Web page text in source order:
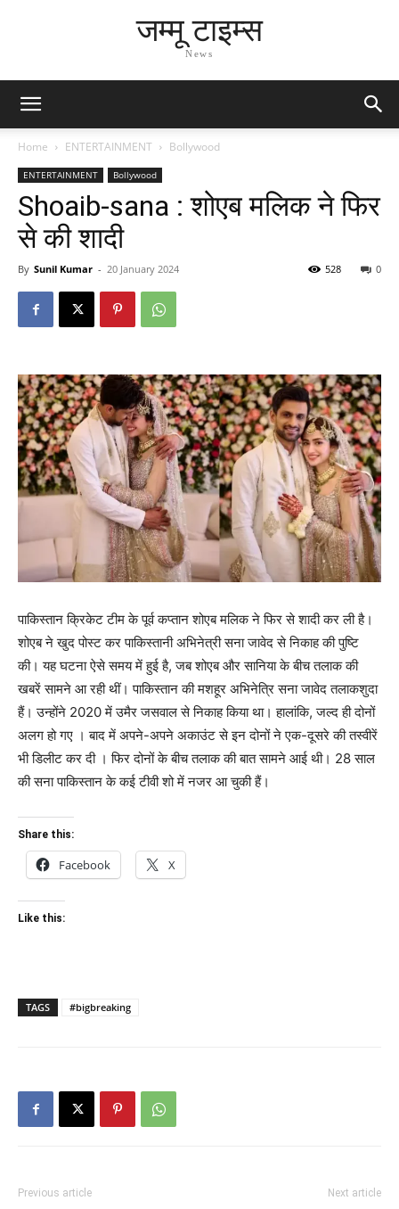
जम्मू टाइम्स
News
Home ENTERTAINMENT Bollywood
ENTERTAINMENT Bollywood
Shoaib-sana : शोएब मलिक ने फिर
से की शादी
By Sunil Kumar - 20 January 2024 0
528
पाकिस्तान क्रिकेट टीम के पूर्व कप्तान शोएब मलिक ने फिर से शादी कर ली है।
शोएब ने खुद पोस्ट कर पाकिस्तानी अभिनेत्री सना जावेद से निकाह की पुष्टि
की। यह घटना ऐसे समय में हुई है, जब शोएब और सानिया के बीच तलाक की
खबरें सामने आ रही थीं। पाकिस्तान की मशहूर अभिनेत्रि सना जावेद तलाकशुदा
हैं। उन्होंने 2020 में उमैर जसवाल से निकाह किया था। हालांकि, जल्द ही दोनों
अलग हो गए । बाद में अपने-अपने अकाउंट से इन दोनों ने एक-दूसरे की तस्वीरें
भी डिलीट कर दी । फिर दोनों के बीच तलाक की बात सामने आई थी। 28 साल
की सना पाकिस्तान के कई टीवी शो में नजर आ चुकी हैं।
Share this:
Facebook X
Like this:
TAGS #bigbreaking
Previous article Next article